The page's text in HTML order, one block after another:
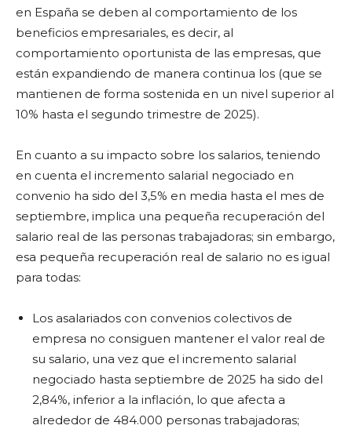
en España se deben al comportamiento de los
beneficios empresariales, es decir, al
comportamiento oportunista de las empresas, que
están expandiendo de manera continua los (que se
mantienen de forma sostenida en un nivel superior al
10% hasta el segundo trimestre de 2025).
En cuanto a su impacto sobre los salarios, teniendo
en cuenta el incremento salarial negociado en
convenio ha sido del 3,5% en media hasta el mes de
septiembre, implica una pequeña recuperación del
salario real de las personas trabajadoras; sin embargo,
esa pequeña recuperación real de salario no es igual
para todas:
Los asalariados con convenios colectivos de
empresa no consiguen mantener el valor real de
su salario, una vez que el incremento salarial
negociado hasta septiembre de 2025 ha sido del
2,84%, inferior a la inflación, lo que afecta a
alrededor de 484.000 personas trabajadoras;